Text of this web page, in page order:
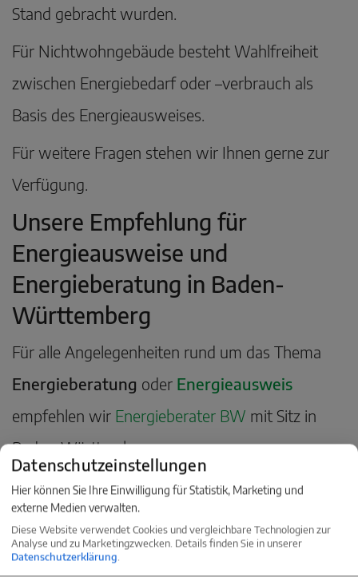
Stand gebracht wurden.
Für Nichtwohngebäude besteht Wahlfreiheit
zwischen Energiebedarf oder –verbrauch als
Basis des Energieausweises.
Für weitere Fragen stehen wir Ihnen gerne zur
Verfügung.
Unsere Empfehlung für
Energieausweise und
Energieberatung in Baden-
Württemberg
Für alle Angelegenheiten rund um das Thema
Energieberatung oder Energieausweis
empfehlen wir Energieberater BW mit Sitz in
Baden-Württemberg.
Datenschutzeinstellungen
Hier können Sie Ihre Einwilligung für Statistik, Marketing und
externe Medien verwalten.
Diese Website verwendet Cookies und vergleichbare Technologien zur
Analyse und zu Marketingzwecken. Details finden Sie in unserer
Datenschutzerklärung.